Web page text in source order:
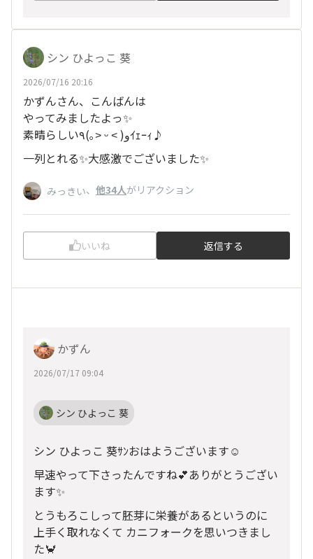
シン ひよっこ 葵
2026/07/16 20:16
かずんさん、こんばんは
やってみましたよっ✨
素晴らしい٩(｡˃ ᵕ ˂ )وｲｪｰｨ♪
一列とれる✨大感激でございました✨
みっきい、 他34人がリアクション
いいね 返信する
かずん
2026/07/17 09:04
シン ひよっこ 葵
シン ひよっこ 葵ｻﾝおはようございます☺️
早速やって下さったんですね💕︎ありがとうござい
ます✨
とうもろこしって胚芽に栄養があるというのに
上手く取れなくて カニフォークを思いつきまし
た🦀